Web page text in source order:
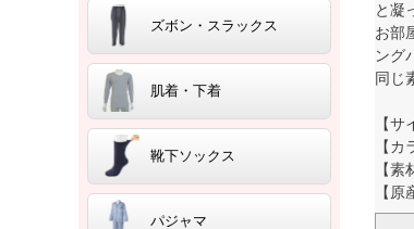
ズボン・スラックス
肌着・下着
靴下ソックス
パジャマ
と凝
お部
ング
同じ
【
【
【
【